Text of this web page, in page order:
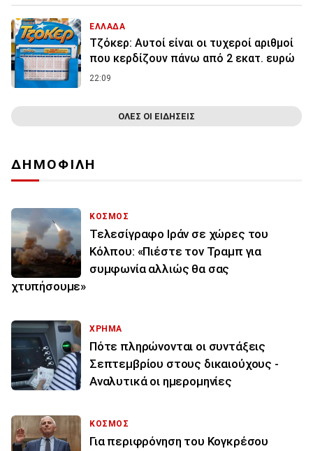
ΕΛΛΑΔΑ
Τζόκερ: Αυτοί είναι οι τυχεροί αριθμοί
που κερδίζουν πάνω από 2 εκατ. ευρώ
22:09
ΟΛΕΣ ΟΙ ΕΙΔΗΣΕΙΣ
ΔΗΜΟΦΙΛΗ
ΚΟΣΜΟΣ
Τελεσίγραφο Ιράν σε χώρες του
Κόλπου: «Πιέστε τον Τραμπ για
συμφωνία αλλιώς θα σας
χτυπήσουμε»
ΧΡΗΜΑ
Πότε πληρώνονται οι συντάξεις
Σεπτεμβρίου στους δικαιούχους -
Αναλυτικά οι ημερομηνίες
ΚΟΣΜΟΣ
Για περιφρόνηση του Κογκρέσου